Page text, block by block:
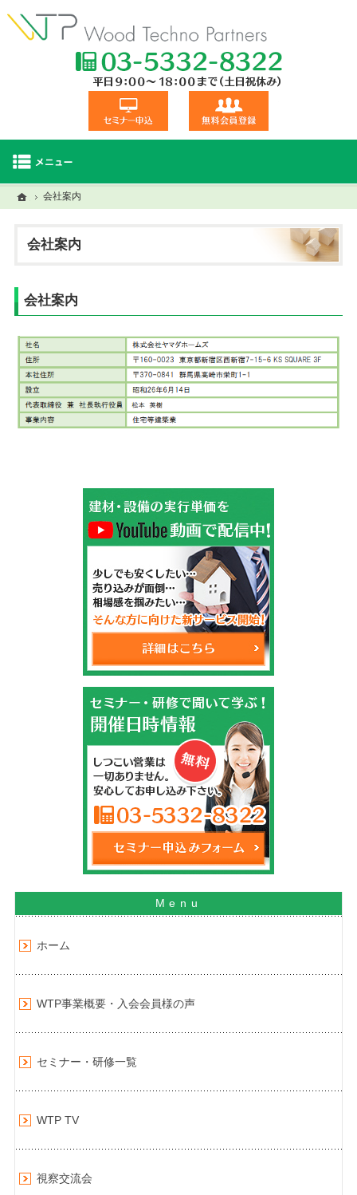
会社案内
会社案内
ホーム
WTP事業概要・入会会員様の声
セミナー・研修一覧
WTP TV
視察交流会
TEL:03-
セミナー申込
ホーム
ホーム
会社案内